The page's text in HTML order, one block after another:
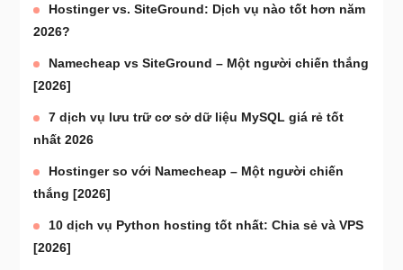
Hostinger vs. SiteGround: Dịch vụ nào tốt hơn năm
2026?
Namecheap vs SiteGround – Một người chiến thắng
[2026]
7 dịch vụ lưu trữ cơ sở dữ liệu MySQL giá rẻ tốt
nhất 2026
Hostinger so với Namecheap – Một người chiến
thắng [2026]
10 dịch vụ Python hosting tốt nhất: Chia sẻ và VPS
[2026]